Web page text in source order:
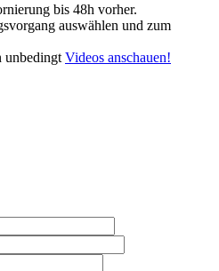
bis 48h vorher.
auswählen und zum
unbedingt Videos anschauen!